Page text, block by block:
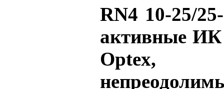
RN4 10-25/
активные ИК
Optex,